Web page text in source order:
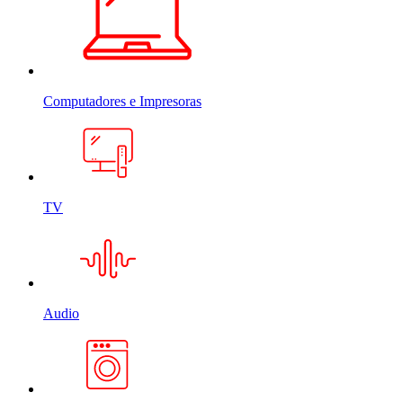
Computadores e Impresoras
TV
Audio